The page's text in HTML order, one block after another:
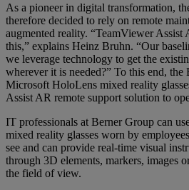
As a pioneer in digital transformation,
therefore decided to rely on remote
augmented reality. “TeamViewer Assist
this,” explains Heinz Bruhn. “Our
we leverage technology to get the
wherever it is needed?” To this end,
Microsoft HoloLens mixed reality
Assist AR remote support solution to
IT professionals at Berner Group can
mixed reality glasses worn by
see and can provide real-time visual
through 3D elements, markers, images
the field of view.